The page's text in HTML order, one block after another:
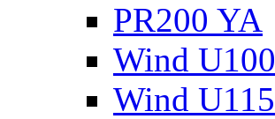
PR200 YA
Wind U100
Wind U115